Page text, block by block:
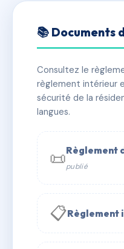
L'AURORE
✓ Immatriculée 🏠
📞 Contacter Syndic
📚 Documents
Consultez le
règlement intérieur
sécurité de la
langues.
📜Règlement
publié
📋Règlement